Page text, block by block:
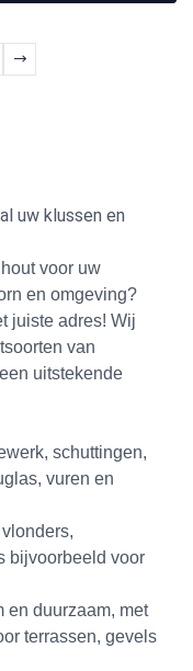
uw klussen en
voor uw
en omgeving?
juiste adres! Wij
van
uitstekende
schuttingen,
vuren en
bijvoorbeeld voor
en duurzaam, met
terrassen, gevels